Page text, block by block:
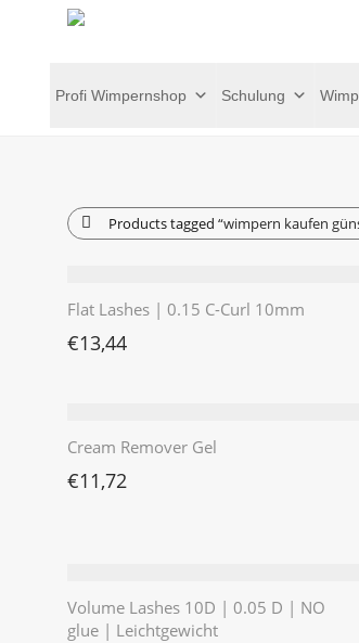
Profi Wimpernshop Schulung
Products tagged “wimpern kaufen
Flat Lashes | 0.15 C-Curl 10mm
€13,44
Cream Remover Gel
€11,72
Volume Lashes 10D | 0.05 D | NO
glue | Leichtgewicht